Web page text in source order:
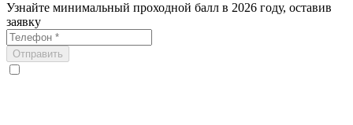
Узнайте минимальный проходной балл в 2026 году, оставив
заявку
Отправить